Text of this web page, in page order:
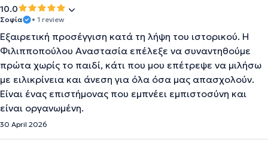
10.0
Σοφία • 1 review
Εξαιρετική προσέγγιση κατά τη λήψη του ιστορικού. Η
Φιλιπποπούλου Αναστασία επέλεξε να συναντηθούμε
πρώτα χωρίς το παιδί, κάτι που μου επέτρεψε να μιλήσω
με ειλικρίνεια και άνεση για όλα όσα μας απασχολούν.
Είναι ένας επιστήμονας που εμπνέει εμπιστοσύνη και
είναι οργανωμένη.
30 April 2026